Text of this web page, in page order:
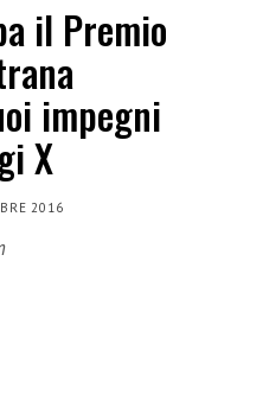
il Premio
impegni
X
2016